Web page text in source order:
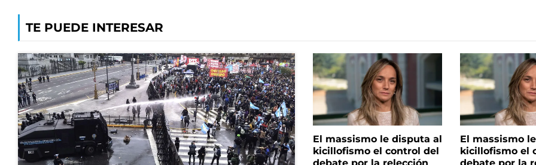
TE PUEDE INTERESAR
El massismo le disputa al
kicillofismo el control del
El massismo
kicillofismo el